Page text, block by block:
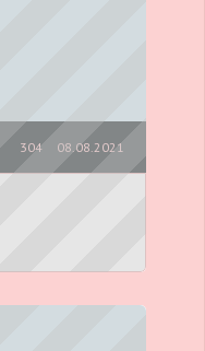
08.08.2021
304